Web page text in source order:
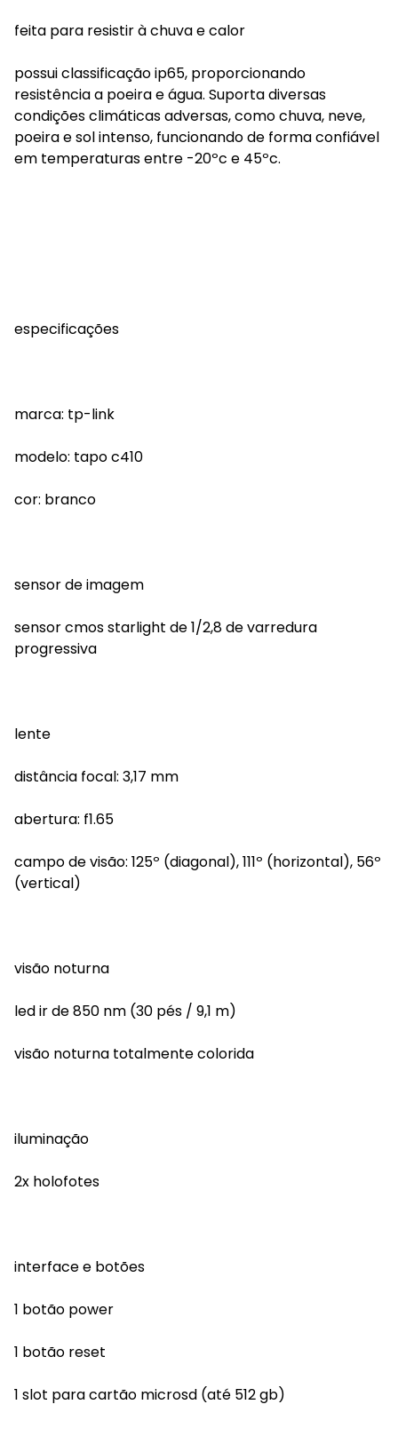
feita para resistir à chuva e calor
possui classificação ip65, proporcionando
resistência a poeira e água. Suporta diversas
condições climáticas adversas, como chuva, neve,
poeira e sol intenso, funcionando de forma confiável
em temperaturas entre -20ºc e 45ºc.
especificações
marca: tp-link
modelo: tapo c410
cor: branco
sensor de imagem
sensor cmos starlight de 1/2,8 de varredura
progressiva
lente
distância focal: 3,17 mm
abertura: f1.65
campo de visão: 125º (diagonal), 111º (horizontal), 56º
(vertical)
visão noturna
led ir de 850 nm (30 pés / 9,1 m)
visão noturna totalmente colorida
iluminação
2x holofotes
interface e botões
1 botão power
1 botão reset
1 slot para cartão microsd (até 512 gb)